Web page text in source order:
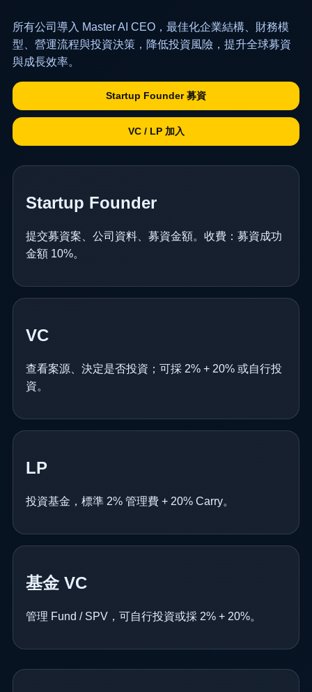
所有公司導入 Master AI CEO，最佳化企業結構、財務模
型、營運流程與投資決策，降低投資風險，提升全球募資
與成長效率。
Startup Founder 募資
VC / LP 加入
Startup Founder
提交募資案、公司資料、募資金額。收費：募資成功
金額 10%。
VC
查看案源、決定是否投資；可採 2% + 20% 或自行投
資。
LP
投資基金，標準 2% 管理費 + 20% Carry。
基金 VC
管理 Fund / SPV，可自行投資或採 2% + 20%。